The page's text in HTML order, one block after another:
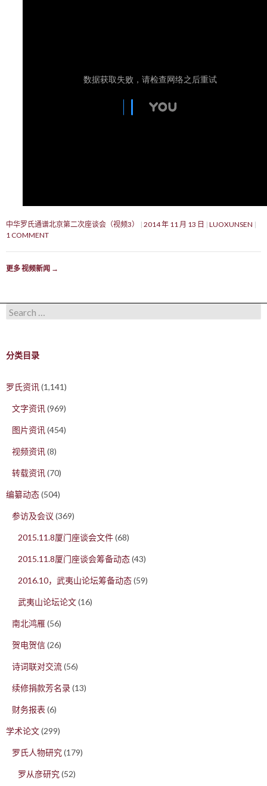
中华罗氏通谱北京第二次座谈会（视频3） 2014 年 11 月 13 日
LUOXUNSEN
1 COMMENT
更多 视频新闻 →
Search for:
分类目录
罗氏资讯(1,141)
文字资讯(969)
图片资讯(454)
视频资讯(8)
转载资讯(70)
编纂动态(504)
参访及会议 (369)
2015.11.8厦门座谈会文件(68)
2015.11.8厦门座谈会筹备动态(43)
2016.10，武夷山论坛筹备动态(59)
武夷山论坛论文(16)
南北鸿雁(56)
贺电贺信(26)
诗词联对交流(56)
续修捐款芳名录(13)
财务报表 (6)
学术论文(299)
罗氏人物研究(179)
罗从彦研究(52)